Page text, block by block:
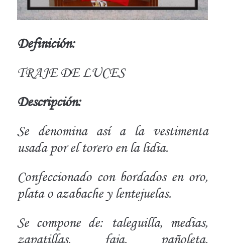
Definición:
TRAJE DE LUCES
Descripción:
Se denomina así a la vestimenta
usada por el torero en la lidia.
Confeccionado con bordados en oro,
plata o azabache y lentejuelas.
Se compone de: taleguilla, medias,
zapatillas, faja, pañoleta,